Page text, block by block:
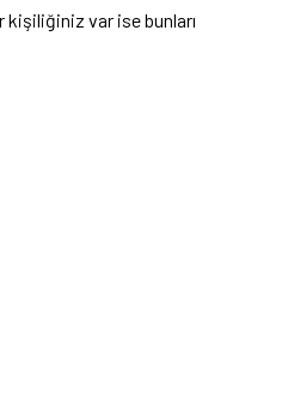
kişiliğiniz var ise bunları